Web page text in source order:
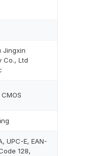
Jingxin
Co., Ltd
UPC-E, EAN-
128,